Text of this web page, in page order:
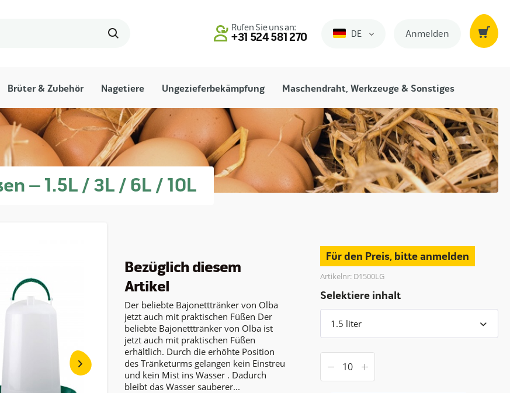
Rufen Sie uns an:
+31 524 581 270 Duits
DE Anmelden
Brüter & Zubehör Nagetiere Ungezieferbekämpfung Maschendraht, Werkzeuge & Sonstiges
– 1.5L / 3L / 6L / 10L
Bezüglich diesem
Artikel
Der beliebte Bajonetttränker von Olba
jetzt auch mit praktischen Füßen Der
beliebte Bajonetttränker von Olba ist
jetzt auch mit praktischen Füßen
erhältlich. Durch die erhöhte Position
des Tränketurms gelangen kein Einstreu
und kein Mist ins Wasser . Dadurch
bleibt das Wasser sauberer...
Für den Preis, bitte anmelden
Artikelnr: D1500LG
Selektiere inhalt